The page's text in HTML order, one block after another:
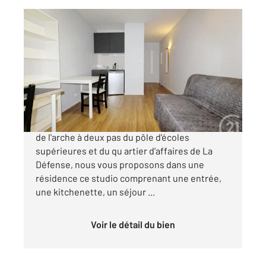
19,96 m
, 1 pièce
Appartement F1 à vendre
159 000 €
Exclusivité Century 21. Courbevoie Faubourg
de l'arche à deux pas du pôle d'écoles
supérieures et du qu artier d'affaires de La
Défense, nous vous proposons dans une
résidence ce studio comprenant une entrée,
une kitchenette, un séjour ...
Voir le détail du bien